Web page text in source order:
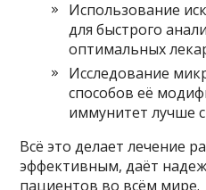
Использование
для быстрого
оптимальных
Исследование
способов её
иммунитет лучше
Всё это делает лечение
эффективным, даёт
пациентов во всём мире.